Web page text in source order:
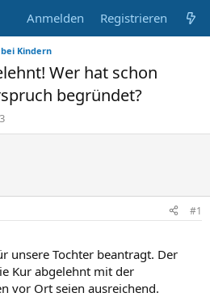
Anmelden Registrieren
Kindern
Wer hat schon
begründet?
#1
unsere Tochter beantragt. Der
Kur abgelehnt mit der
vor Ort seien ausreichend.